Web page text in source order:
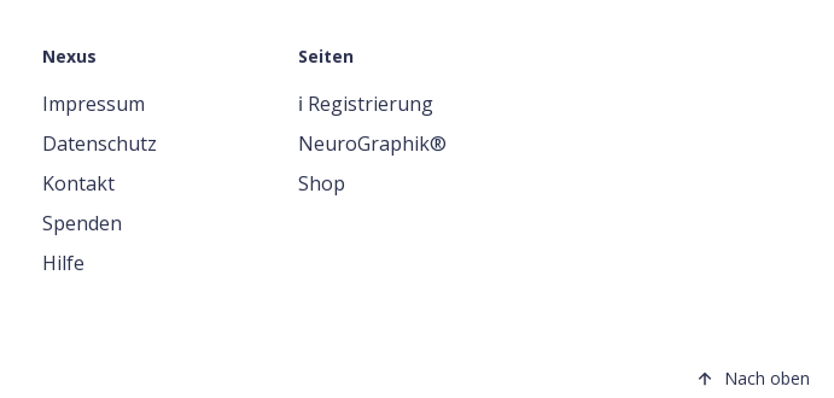
Nexus
Impressum
Datenschutz
Kontakt
Spenden
Hilfe
Seiten
ℹ️ Registrierung
NeuroGraphik®
Shop
Nach oben